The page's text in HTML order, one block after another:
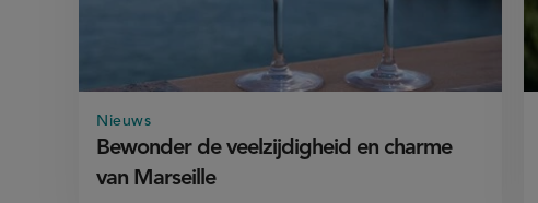
Bewonder de veelzijdigheid en charme
van Marseille
Nieuws